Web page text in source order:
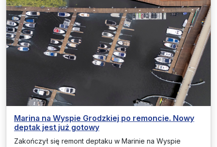
Marina na Wyspie Grodzkiej po remoncie. Nowy
deptak jest już gotowy
Zakończył się remont deptaku w Marinie na Wyspie